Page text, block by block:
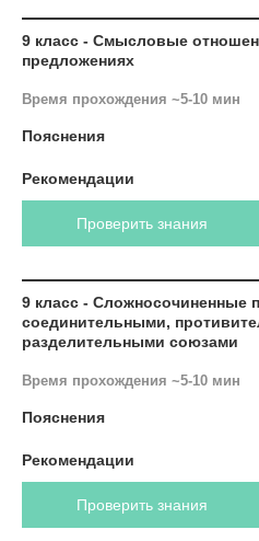
9 класс - Смысловые
предложениях
Время прохождения ~5-10 мин
Пояснения
Рекомендации
Проверить знания
9 класс - Сложносочиненные
соединительными,
разделительными союзами
Время прохождения ~5-10 мин
Пояснения
Рекомендации
Проверить знания